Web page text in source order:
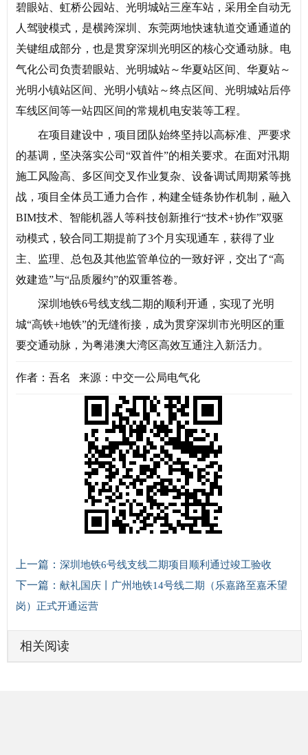
碧眼站、虹桥公园站、光明城站三座车站，采用全自动无
人驾驶模式，是横跨深圳、东莞两地快速轨道交通通道的
关键组成部分，也是贯穿深圳光明区的核心交通动脉。电
气化公司负责碧眼站、光明城站～华夏站区间、华夏站～
光明小镇站区间、光明小镇站～终点区间、光明城站后停
车线区间等一站四区间的常规机电安装等工程。
在项目建设中，项目团队始终坚持以高标准、严要求
的基调，坚决落实公司“双首件”的相关要求。在面对汛期
施工风险高、多区间交叉作业复杂、设备调试周期紧等挑
战，项目全体员工通力合作，构建全链条协作机制，融入
BIM技术、智能机器人等科技创新推行“技术+协作”双驱
动模式，较合同工期提前了3个月实现通车，获得了业
主、监理、总包及其他监管单位的一致好评，交出了“高
效建造”与“品质履约”的双重答卷。
深圳地铁6号线支线二期的顺利开通，实现了光明
城“高铁+地铁”的无缝衔接，成为贯穿深圳市光明区的重
要交通动脉，为粤港澳大湾区高效互通注入新活力。
作者：吾名 来源：中交一公局电气化
上一篇： 深圳地铁6号线支线二期项目顺利通过竣工验收
下一篇： 献礼国庆丨广州地铁14号线二期（乐嘉路至嘉禾望
岗）正式开通运营
相关阅读